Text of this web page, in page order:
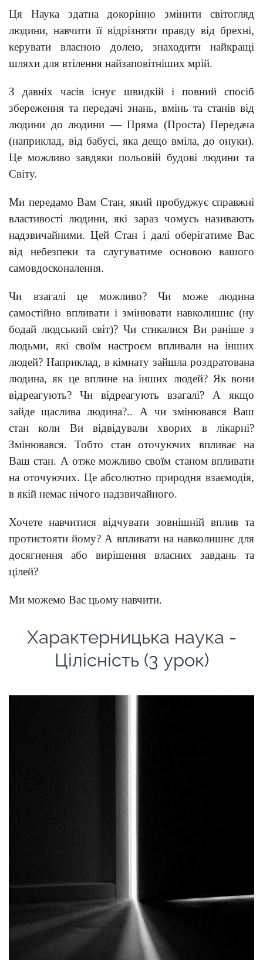
Ця Наука здатна докорінно змінити світогляд
людини, навчити її відрізняти правду від брехні,
керувати власною долею, знаходити найкращі
шляхи для втілення найзаповітніших мрій.
З давніх часів існує швидкій і повний спосіб
збереження та передачі знань, вмінь та станів від
людини до людини — Пряма (Проста) Передача
(наприклад, від бабусі, яка дещо вміла, до онуки).
Це можливо завдяки польовій будові людини та
Світу.
Ми передамо Вам Стан, який пробуджує справжні
властивості людини, які зараз чомусь називають
надзвичайними. Цей Стан і далі оберігатиме Вас
від небезпеки та слугуватиме основою вашого
самовдосконалення.
Чи взагалі це можливо? Чи може людина
самостійно впливати і змінювати навколишнє (ну
бодай людський світ)? Чи стикалися Ви раніше з
людьми, які своїм настроєм впливали на інших
людей? Наприклад, в кімнату зайшла роздратована
людина, як це вплине на інших людей? Як вони
відреагують? Чи відреагують взагалі? А якщо
зайде щаслива людина?.. А чи змінювався Ваш
стан коли Ви відвідували хворих в лікарні?
Змінювався. Тобто стан оточуючих впливає на
Ваш стан. А отже можливо своїм станом впливати
на оточуючих. Це абсолютно природня взаємодія,
в якій немає нічого надзвичайного.
Хочете навчитися відчувати зовнішній вплив та
протистояти йому? А впливати на навколишнє для
досягнення або вирішення власних завдань та
цілей?
Ми можемо Вас цьому навчити.
Характерницька наука -
Цілісність (3 урок)